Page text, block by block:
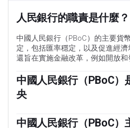
人民銀行的職責是什麼？
中國人民銀行（PBoC）的主要貨
定，包括匯率穩定，以及促進經
還旨在實施金融改革，例如開放和
中國人民銀行（PBoC）
央
有，因此不被視為一個自主機構。
中國人民銀行（PBoC）